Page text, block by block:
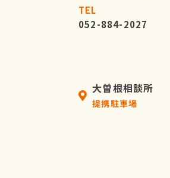
TEL
052-884-2027
大曽根相談所
提携駐車場